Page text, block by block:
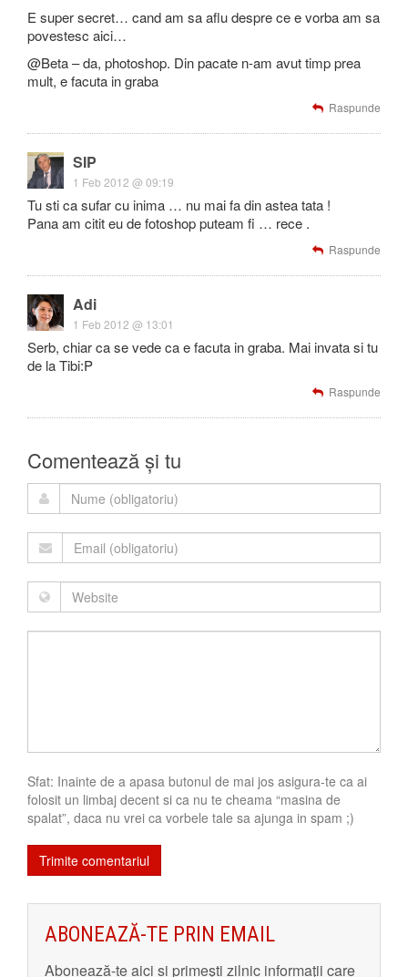
E super secret… cand am sa aflu despre ce e vorba am sa
povestesc aici…
@Beta – da, photoshop. Din pacate n-am avut timp prea
mult, e facuta in graba
Raspunde
SIP
1 Feb 2012 @ 09:19
Tu sti ca sufar cu inima … nu mai fa din astea tata !
Pana am citit eu de fotoshop puteam fi … rece .
Raspunde
Adi
1 Feb 2012 @ 13:01
Serb, chiar ca se vede ca e facuta in graba. Mai invata si tu
de la Tibi:P
Raspunde
Comentează și tu
Sfat: Inainte de a apasa butonul de mai jos asigura-te ca ai
folosit un limbaj decent si ca nu te cheama “masina de
spalat”, daca nu vrei ca vorbele tale sa ajunga in spam ;)
ABONEAZĂ-TE PRIN EMAIL
Abonează-te aici și primeşti zilnic informaţii care